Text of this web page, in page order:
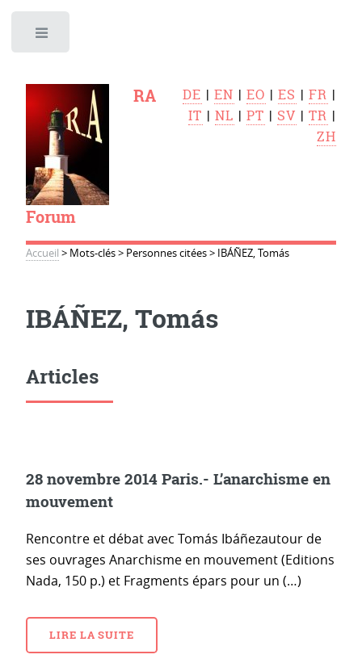
RA
Forum
DE |EN |EO |ES |FR |
IT |NL |PT | SV |TR |
ZH
Accueil > Mots-clés> Personnes citées> IBÁÑEZ, Tomás
IBÁÑEZ, Tomás
Articles
28 novembre 2014 Paris.- L’anarchisme en
mouvement
Rencontre et débat avec Tomás Ibáñezautour de
ses ouvrages Anarchisme en mouvement (Editions
Nada, 150 p.) et Fragments épars pour un (…)
LIRE LA SUITE